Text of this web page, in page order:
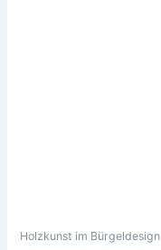
Holzkunst im Bürgeldesign